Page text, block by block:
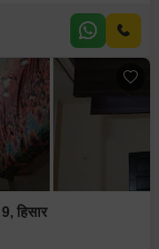
हिसार